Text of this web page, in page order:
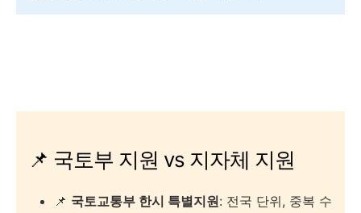
📌 국토부 지원 vs 지자체 지원
📌 국토교통부 한시 특별지원: 전국 단위, 중복 수